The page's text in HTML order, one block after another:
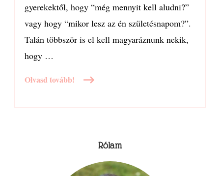
gyerekektől, hogy “még mennyit kell aludni?”
vagy hogy “mikor lesz az én születésnapom?”.
Talán többször is el kell magyaráznunk nekik,
hogy …
Olvasd tovább!
Rólam